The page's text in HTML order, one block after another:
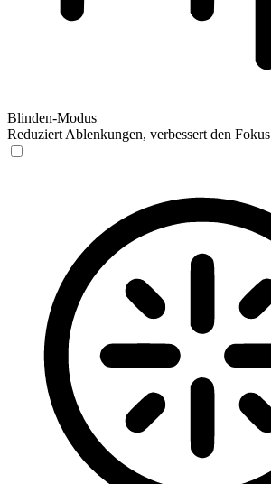
Blinden-Modus
Reduziert Ablenkungen, verbessert den Fokus